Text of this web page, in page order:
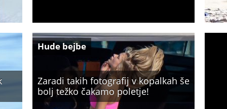
Zaradi takih fotografij v kopalkah še
bolj težko čakamo poletje!
Hude bejbe